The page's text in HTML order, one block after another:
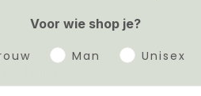
huid
Voor wie shop je?
Man Unisex